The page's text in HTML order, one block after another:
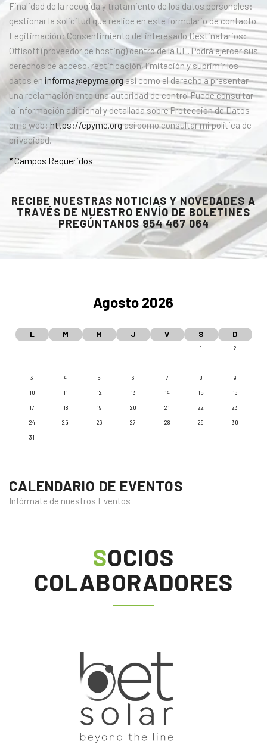
Finalidad de la recogida y tratamiento de los datos personales:
gestionar la solicitud que realice en este formulario de contacto.
Legitimación: Consentimiento del interesado.Destinatarios:
Offisoft (proveedor de hosting) dentro de la UE. Podrá ejercer sus
derechos de acceso, rectificación, limitación y suprimir los
datos en informa@epyme.orgasí como el derecho a presentar
una reclamación ante una autoridad de control.Puede consultar
la información adicional y detallada sobre Protección de Datos
en la web: https://epyme.orgasí como consultar mi política de
privacidad.
*Campos Requeridos.
RECIBE NUESTRAS NOTICIAS Y NOVEDADES A
TRAVÉS DE NUESTRO ENVÍO DE BOLETINES
PREGÚNTANOS 954 467 064
Agosto 2026
L M M J V S D
1 2
3 4 5 6 7 8 9
10 11 12 13 14 15 16
17 18 19 20 21 22 23
24 25 26 27 28 29 30
31
CALENDARIO DE EVENTOS
Infórmate de nuestros Eventos
SOCIOS
COLABORADORES